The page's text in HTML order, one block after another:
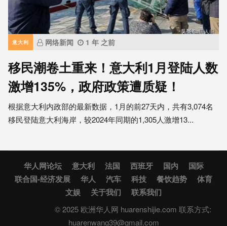
意大利 网络新闻 1 年 之前
移民潮卷土重来！意大利1月登陆人数
激增135%，政府政策遭质疑！
根据意大利内政部的最新数据，1月的前27天内，共有3,074名
移民登陆意大利海岸，较2024年同期的1,305人激增13...
华人网论坛 意大利 法国 西班牙 国内
国际
联合国-经济发展
华人 汽车 科技 餐饮趋势
体育
文娱
关于我们 联系我们
© 2025 欧洲华人网 huarenshijie.com 联系方式:
huarenwang39@gmail.com